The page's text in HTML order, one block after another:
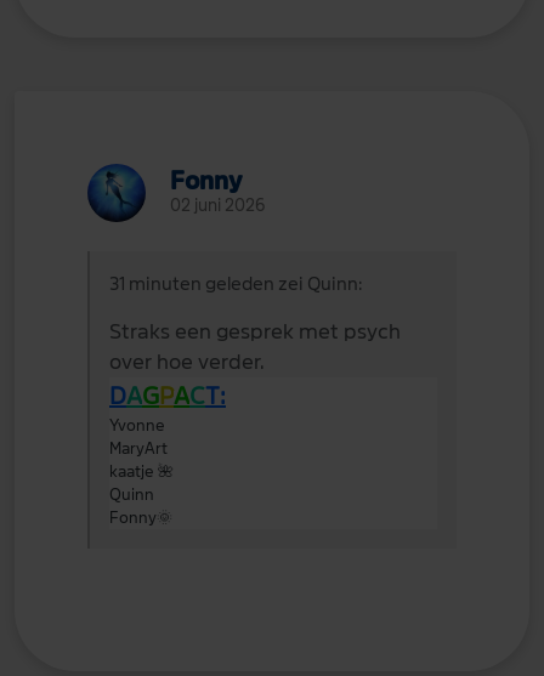
Fonny
02 juni 2026
31 minuten geleden zei Quinn:
Straks een gesprek met psych
over hoe verder.
DAG PACT:
Yvonne
MaryArt
kaatje 🌺
Quinn
Fonny🌞